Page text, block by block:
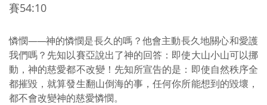
賽54:10
憐憫——神的憐憫是長久的嗎？他會主動長久地關心和愛護
我們嗎？先知以賽亞說出了神的回答：即使大山小山可以挪
動，神的慈愛都不改變！先知所宣告的是：即使自然秩序全
都摧毀，就算發生翻山倒海的事，任何你所能想到的毀壞，
都不會改變神的慈愛憐憫。